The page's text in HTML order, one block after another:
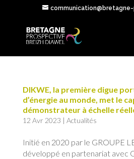
DIKWE, la première digue
d’énergie au monde, met le
démonstrateur à échelle
12 Avr 2023 | Actualités
Initié en 2020 par le GROUPE
développé en partenariat avec